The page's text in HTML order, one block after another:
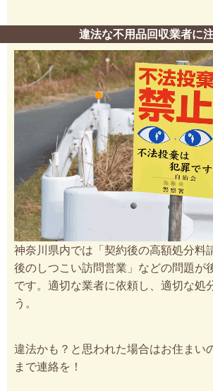
違法な不用品回収業者に
神奈川県内では「契約後の高額処分料
後のしつこい訪問営業」などの問題が
です。適切な業者に依頼し、適切な処
う。
違法かも？と思われた場合はお住まい
まで連絡を！